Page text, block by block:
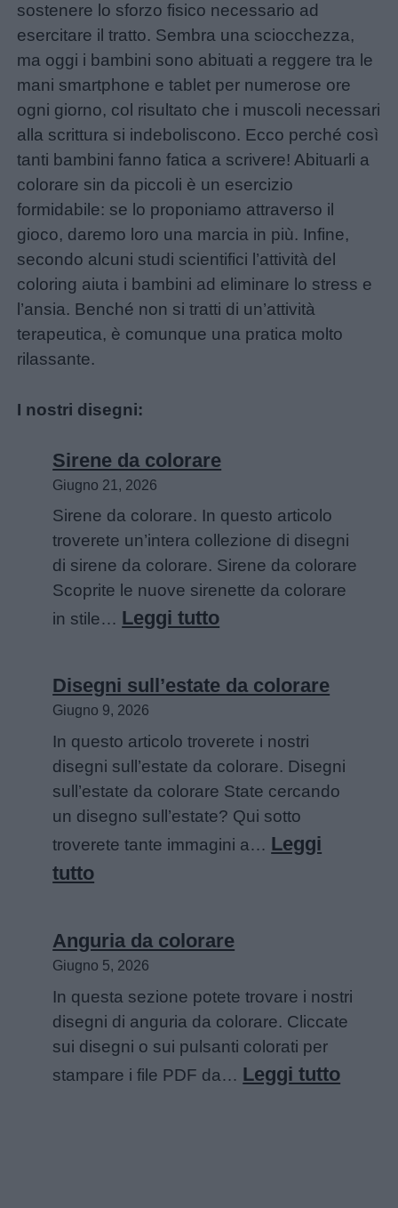
sostenere lo sforzo fisico necessario ad
esercitare il tratto. Sembra una sciocchezza,
ma oggi i bambini sono abituati a reggere tra le
mani smartphone e tablet per numerose ore
ogni giorno, col risultato che i muscoli necessari
alla scrittura si indeboliscono. Ecco perché così
tanti bambini fanno fatica a scrivere! Abituarli a
colorare sin da piccoli è un esercizio
formidabile: se lo proponiamo attraverso il
gioco, daremo loro una marcia in più. Infine,
secondo alcuni studi scientifici l’attività del
coloring aiuta i bambini ad eliminare lo stress e
l’ansia. Benché non si tratti di un’attività
terapeutica, è comunque una pratica molto
rilassante.
I nostri disegni:
Sirene da colorare
Giugno 21, 2026
Sirene da colorare. In questo articolo
troverete un’intera collezione di disegni
di sirene da colorare. Sirene da colorare
Scoprite le nuove sirenette da colorare
in stile… Leggi tutto:
da
Disegni sull’estate da colorare
Giugno 9, 2026
In questo articolo troverete i nostri
disegni sull’estate da colorare. Disegni
sull’estate da colorare State cercando
un disegno sull’estate? Qui sotto
troverete tante immagini a… Leggi
tutto:
sull’estate
da
colorare
Anguria da colorare
Giugno 5, 2026
In questa sezione potete trovare i nostri
disegni di anguria da colorare. Cliccate
sui disegni o sui pulsanti colorati per
stampare i file PDF da… Leggi tutto: